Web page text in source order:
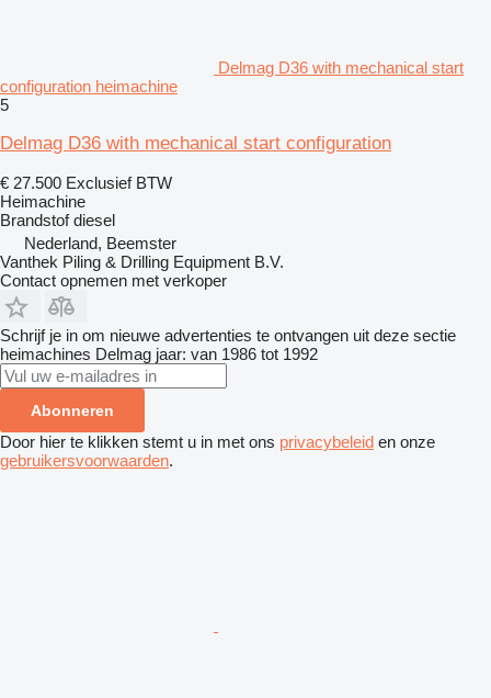
Delmag D36 with mechanical start
configuration heimachine
5
Delmag D36 with mechanical start configuration
€ 27.500 Exclusief BTW
Heimachine
Brandstof diesel
Nederland, Beemster
Vanthek Piling & Drilling Equipment B.V.
Contact opnemen met verkoper
Schrijf je in om nieuwe advertenties te ontvangen uit deze sectie
heimachines Delmag jaar: van 1986 tot 1992
Abonneren
Door hier te klikken stemt u in met ons privacybeleid en onze
gebruikersvoorwaarden.